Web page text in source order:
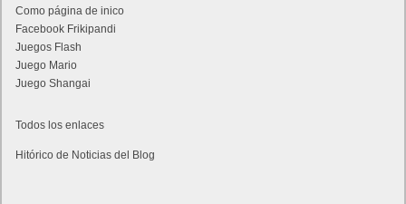
Como página de inico
Facebook Frikipandi
Juegos Flash
Juego Mario
Juego Shangai
Todos los enlaces
Hitórico de Noticias del Blog